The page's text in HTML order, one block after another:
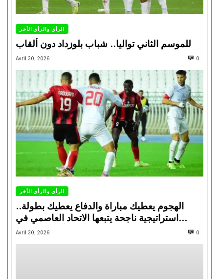
الرأي والرأي الأخر
للموسم الثاني تواليا.. شباب بلوزداد دون ألقاب
Avril 30, 2026 0
الرأي والرأي الأخر
الهجوم يعطيك مباراة والدفاع يعطيك بطولة..
استراتيجية ناجحة يتبعها الاتحاد العاصمي في
تتويجاته آخر السنوات
Avril 30, 2026 0